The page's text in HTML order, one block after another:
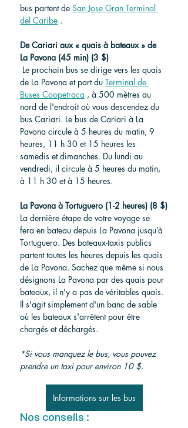
bus partent de San Jose Gran Terminal
del Caribe .
De Cariari aux « quais à bateaux » de
La Pavona (45 min) (3 $)
de La Pavona et part du Terminal de
Buses Coopetraca , à 500 mètres au
nord de l'endroit où vous descendez du
bus Cariari. Le bus de Cariari à La
Pavona circule à 5 heures du matin, 9
heures, 11 h 30 et 15 heures les
samedis et dimanches. Du lundi au
vendredi, il circule à 5 heures du matin,
à 11 h 30 et à 15 heures.
La Pavona à Tortuguero (1-2 heures) (8 $)
La dernière étape de votre voyage se
fera en bateau depuis La Pavona jusqu’à
Tortuguero. Des bateaux-taxis publics
partent toutes les heures depuis les quais
de La Pavona. Sachez que même si nous
désignons La Pavona par des quais pour
bateaux, il n'y a pas de véritables quais.
Il s'agit simplement d'un banc de sable
où les bateaux s'arrêtent pour être
chargés et déchargés.
*Si vous manquez le bus, vous pouvez
prendre un taxi pour environ 10 $.
Informations sur les bus
Nos conseils :